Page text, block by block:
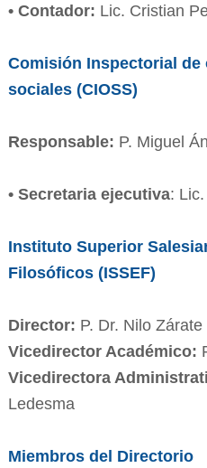
• Contador: Lic. Cristian
Comisión Inspectorial
sociales (CIOSS)
Responsable: P. Miguel
• Secretaria ejecutiva:
Instituto Superior
Filosóficos (ISSEF)
Director: P. Dr. Nilo Zárate
Vicedirector Académico:
Vicedirectora
Ledesma
Miembros del Directorio